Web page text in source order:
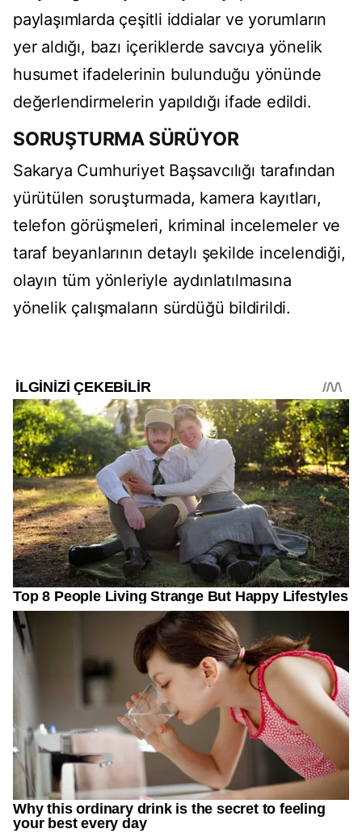
paylaşımlarda çeşitli iddialar ve yorumların
yer aldığı, bazı içeriklerde savcıya yönelik
husumet ifadelerinin bulunduğu yönünde
değerlendirmelerin yapıldığı ifade edildi.
SORUŞTURMA SÜRÜYOR
Sakarya Cumhuriyet Başsavcılığı tarafından
yürütülen soruşturmada, kamera kayıtları,
telefon görüşmeleri, kriminal incelemeler ve
taraf beyanlarının detaylı şekilde incelendiği,
olayın tüm yönleriyle aydınlatılmasına
yönelik çalışmaların sürdüğü bildirildi.